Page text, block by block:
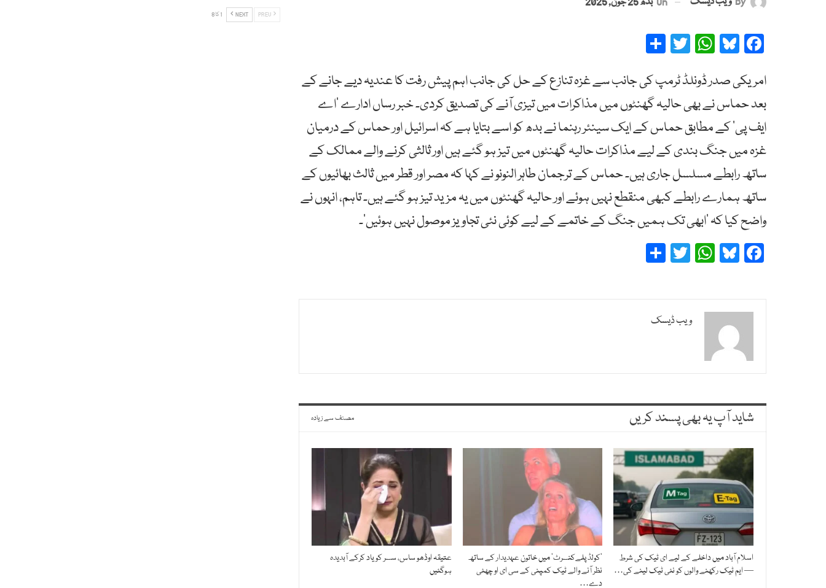
Facebook
Bluesky
WhatsApp
Twitter
امریکی صدر ڈونلڈ ٹرمپ کی جانب سے غزہ تنازع کے حل کی جانب اہم پیش رفت کا عندیہ دیے جانے کے
بعد حماس نے بھی حالیہ گھنٹوں میں مذاکرات میں تیزی آنے کی تصدیق کردی۔ خبر رساں ادارے ’اے
ایف پی‘ کے مطابق حماس کے ایک سینئر رہنما نے بدھ کو اسے بتایا ہے کہ اسرائیل اور حماس کے درمیان
غزہ میں جنگ بندی کے لیے مذاکرات حالیہ گھنٹوں میں تیز ہو گئے ہیں اور ثالثی کرنے والے ممالک کے
ساتھ رابطے مسلسل جاری ہیں۔ حماس کے ترجمان طاہر النونو نے کہا کہ مصر اور قطر میں ثالث بھائیوں کے
ساتھ ہمارے رابطے کبھی منقطع نہیں ہوئے اور حالیہ گھنٹوں میں یہ مزید تیز ہو گئے ہیں۔ تاہم، انہوں نے
واضح کیا کہ ’ابھی تک ہمیں جنگ کے خاتمے کے لیے کوئی نئی تجاویز موصول نہیں ہوئیں‘۔
Facebook
Bluesky
WhatsApp
Twitter
ویب ڈیسک
شاید آپ یہ بھی پسند کریں مصنف سے زیادہ
اسلام آباد میں داخلے کے لیے ای ٹیک کی شرط
— ایم ٹیک رکھنے والوں کو نئی ٹیک لینے کی…
’کولڈ پلےکنسرٹ‘ میں خاتون عہدیدار کے ساتھ
نظر آنے والے ٹیک کمپنی کے سی ای او چھٹی
دے…
عتیقہ اوڈھو ساس، سسر کو یاد کرکے آبدیدہ
ہوگئیں
NEXT 1 کا 8